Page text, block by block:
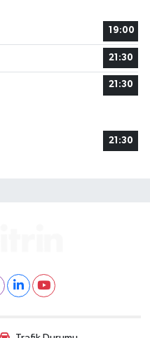
19:00
21:30
21:30
21:30